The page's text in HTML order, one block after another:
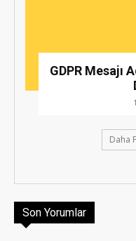
GDPR Mesajı
Daha
Son Yorumlar